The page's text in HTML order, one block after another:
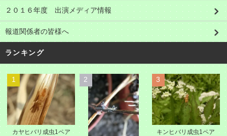
２０１６年度 出演メディア情報
報道関係者の皆様へ
ランキング
1
カヤヒバリ成虫1ペア
2 3
キンヒバリ成虫1ペア